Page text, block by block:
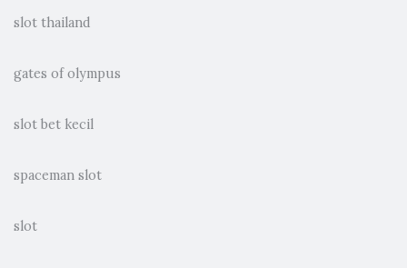
slot thailand
gates of olympus
slot bet kecil
spaceman slot
slot